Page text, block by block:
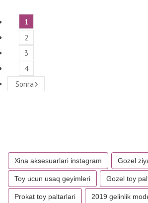
1
2
3
4
Sonra
Xina aksesuarlari instagram Gozel
Toy ucun usaq geyimleri Gozel toy
Prokat toy paltarlari 2019 gelinlik